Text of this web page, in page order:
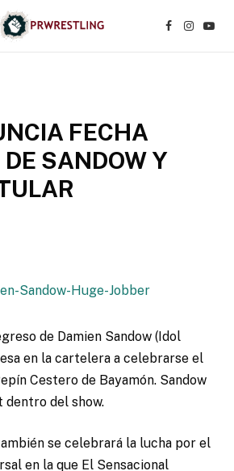
Facebook
FECHA
DE SANDOW Y
de Damien Sandow (Idol
en la cartelera a celebrarse el
Cestero de Bayamón. Sandow
dentro del show.
se celebrará la lucha por el
en la que El Sensacional